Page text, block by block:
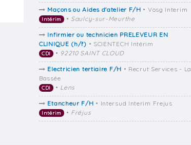
Maçons ou Aides d'atelier F/H • Vosg Interim
Intérim • Saulcy-sur-Meurthe
Infirmier ou technicien PRELEVEUR EN
CLINIQUE (h/f) • SCIENTECH Intérim
CDI • 92210 SAINT CLOUD
Electricien tertiaire F/H • Recrut Services - La
Bassée
CDI • Lens
Etancheur F/H • Intersud Interim Frejus
Intérim • Fréjus